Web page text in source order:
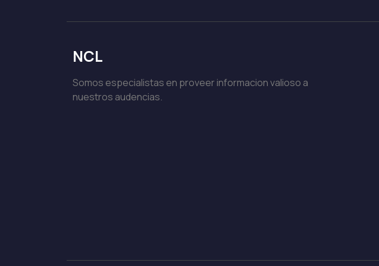
NCL
Somos especialistas en proveer informacion valioso a
nuestros audencias.